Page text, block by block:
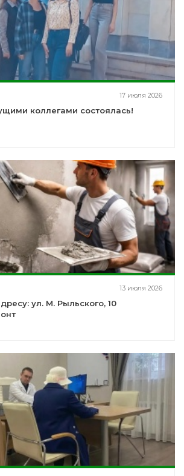
17 июля 2026
коллегами состоялась!
13 июля 2026
ул. М. Рыльского, 10